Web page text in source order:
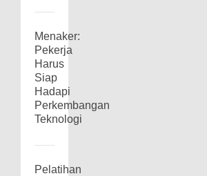
Menaker:
Pekerja
Harus
Siap
Hadapi
Perkembangan
Teknologi
Pelatihan